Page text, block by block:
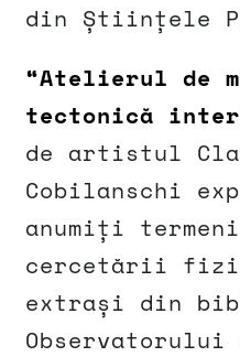
din Științele
“Atelierul de
tectonică
de artistul
Cobilanschi
anumiți
cercetării
extrași din
Observatorului